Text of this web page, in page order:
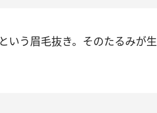
いう眉毛抜き。そのたるみが生